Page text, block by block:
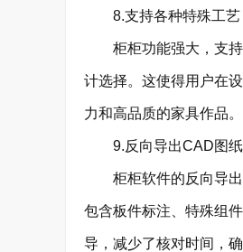
8.支持各种特殊工艺
柜柜功能强大，支持
计选择。这使得用户在
力和高品质的家具作品。
9.反向导出CAD图纸
柜柜软件的反向导出
包含板件标注、特殊组
导，减少了核对时间，